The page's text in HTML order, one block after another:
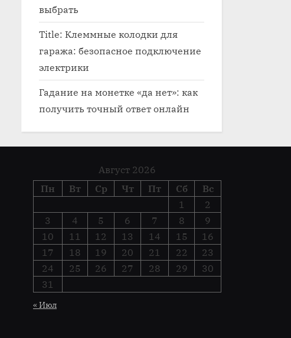
Электрик автомобилей в тамбове
выбрать
Title: Клеммные колодки для
гаража: безопасное подключение
электрики
Гадание на монетке «да нет»: как
получить точный ответ онлайн
Август 2026
Пн
Вт Ср Чт Пт Сб
Вс
1
2
3
4 5 6 7 8
9
10
11 12 13 14 15
16
17
18 19 20 21 22
23
24
25 26 27 28 29
30
31
« Июл